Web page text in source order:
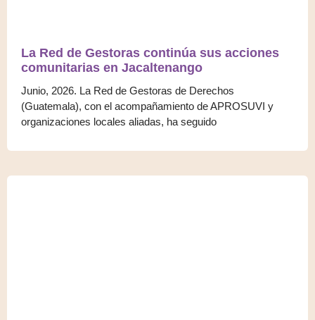
La Red de Gestoras continúa sus acciones
comunitarias en Jacaltenango
Junio, 2026. La Red de Gestoras de Derechos
(Guatemala), con el acompañamiento de APROSUVI y
organizaciones locales aliadas, ha seguido